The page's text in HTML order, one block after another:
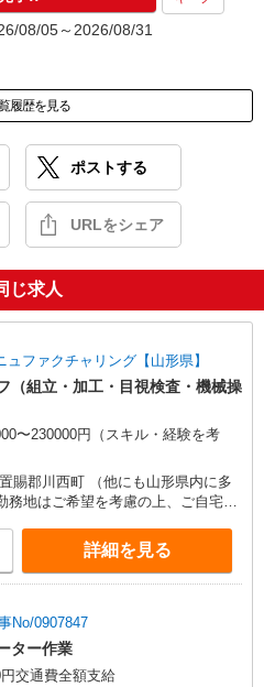
08/05～2026/08/31
履歴を見る
ポストする
URLをシェア
じ求人
ファクチャリング【山形県】
（組立・加工・目視検査・機械操
〜230000円（スキル・経験を考
賜郡川西町 （他にも山形県内に多
地はご希望を考慮の上、ご自宅を
詳細を見る
No/0907847
ター作業
交通費全額支給